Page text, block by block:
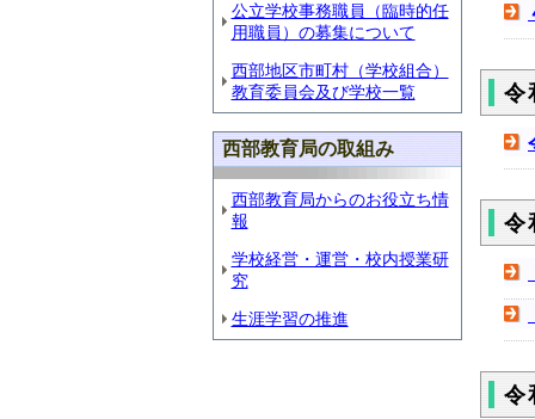
公立学校事務職員（臨時的任
用職員）の募集について
西部地区市町村（学校組合）
教育委員会及び学校一覧
西部教育局の取組み
西部教育局からのお役立ち情
報
学校経営・運営・校内授業研
究
生涯学習の推進
令
令
令